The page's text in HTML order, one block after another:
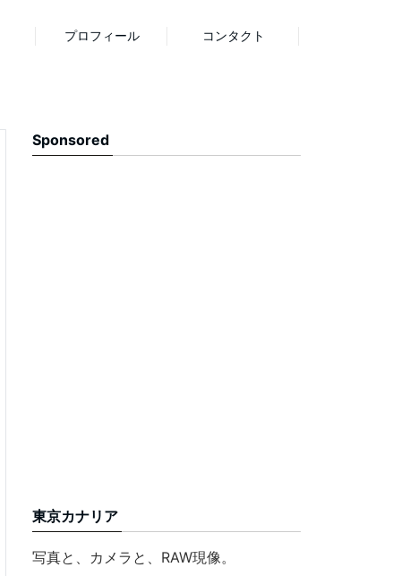
プロフィール コンタクト
Sponsored
東京カナリア
写真と、カメラと、RAW現像。